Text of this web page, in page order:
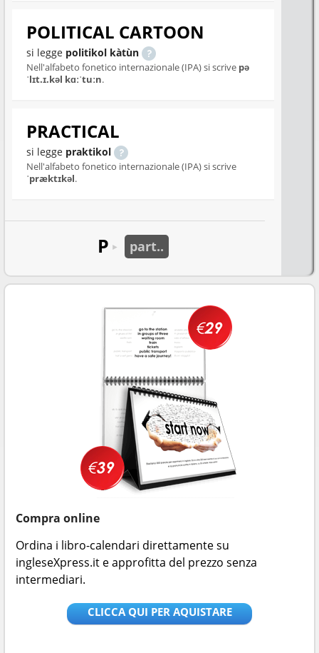
POLITICAL CARTOON
si legge politikol kàtùn
Nell'alfabeto fonetico internazionale (IPA) si scrive pə
ˈlɪt.ɪ.kəl kɑːˈtuːn.
PRACTICAL
si legge praktikol
Nell'alfabeto fonetico internazionale (IPA) si scrive
ˈpræktɪkəl.
P ► part..
Compra online
Ordina i libro-calendari direttamente su
ingleseXpress.it e approfitta del prezzo senza
intermediari.
CLICCA QUI PER AQUISTARE